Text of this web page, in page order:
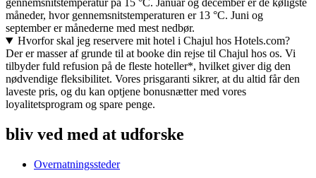
gennemsnitstemperatur på 15 °C. Januar og december er de køligste
måneder, hvor gennemsnitstemperaturen er 13 °C. Juni og
september er månederne med mest nedbør.
Hvorfor skal jeg reservere mit hotel i Chajul hos Hotels.com?
Der er masser af grunde til at booke din rejse til Chajul hos os. Vi
tilbyder fuld refusion på de fleste hoteller*, hvilket giver dig den
nødvendige fleksibilitet. Vores prisgaranti sikrer, at du altid får den
laveste pris, og du kan optjene bonusnætter med vores
loyalitetsprogram og spare penge.
bliv ved med at udforske
Overnatningssteder